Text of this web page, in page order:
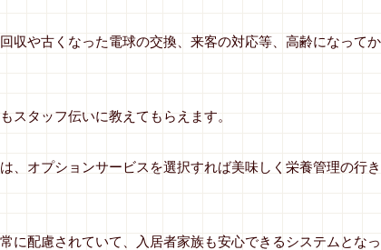
収や古くなった電球の交換、来客の対応等、高齢になって
スタッフ伝いに教えてもらえます。
、オプションサービスを選択すれば美味しく栄養管理の行
に配慮されていて、入居者家族も安心できるシステムとなっ